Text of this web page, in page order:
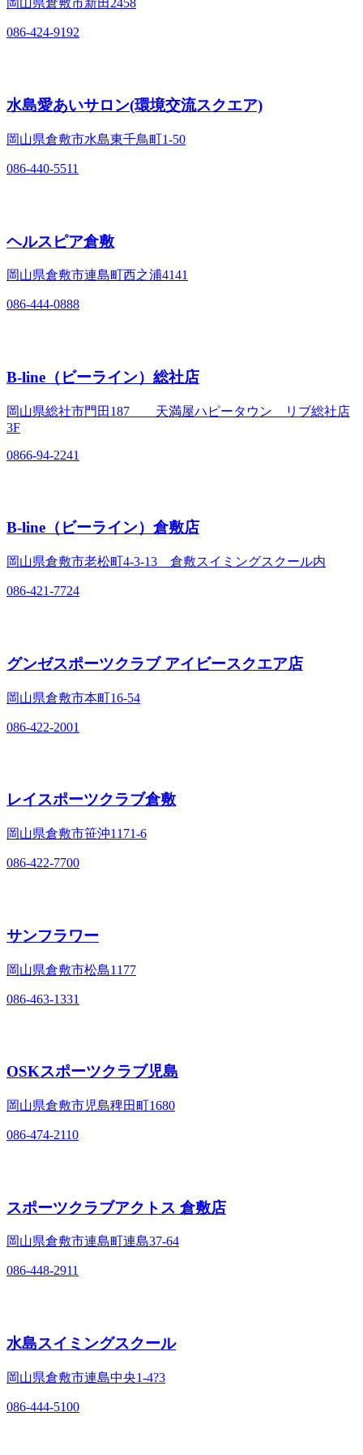
岡山県倉敷市新田2458
086-424-9192
水島愛あいサロン(環境交流スクエア)
岡山県倉敷市水島東千鳥町1-50
086-440-5511
ヘルスピア倉敷
岡山県倉敷市連島町西之浦4141
086-444-0888
B-line（ビーライン）総社店
岡山県総社市門田187 天満屋ハピータウン リブ総社店
3F
0866-94-2241
B-line（ビーライン）倉敷店
岡山県倉敷市老松町4-3-13 倉敷スイミングスクール内
086-421-7724
グンゼスポーツクラブ アイビースクエア店
岡山県倉敷市本町16-54
086-422-2001
レイスポーツクラブ倉敷
岡山県倉敷市笹沖1171-6
086-422-7700
サンフラワー
岡山県倉敷市松島1177
086-463-1331
OSKスポーツクラブ児島
岡山県倉敷市児島稗田町1680
086-474-2110
スポーツクラブアクトス 倉敷店
岡山県倉敷市連島町連島37-64
086-448-2911
水島スイミングスクール
岡山県倉敷市連島中央1-4?3
086-444-5100